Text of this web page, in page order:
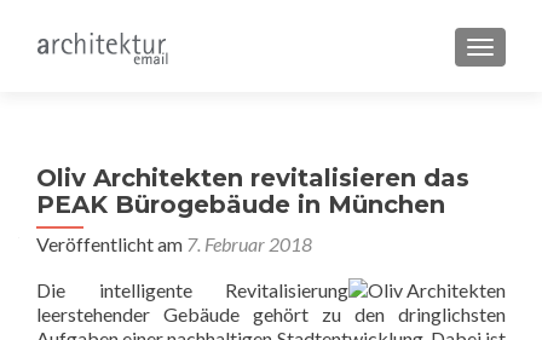
Oliv Architekten revitalisieren das
PEAK Bürogebäude in München
Veröffentlicht am 7. Februar 2018
Die intelligente Revitalisierung
leerstehender Gebäude gehört zu den dringlichsten